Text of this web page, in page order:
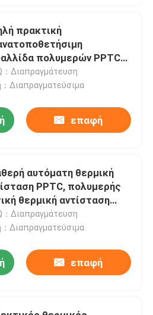
πρακτική
πολυμερών PPTC
αντιστάσεων μορίων
：Διαπραγμάτευση
：Διαπραγματεύσιμα
επαφή
αυτόματη θερμική
PPTC, πολυμερής
θερμική αντίσταση
θερμοκρασίας
：Διαπραγμάτευση
：Διαπραγματεύσιμα
επαφή